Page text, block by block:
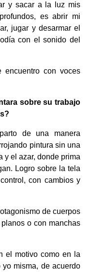
y sacar a la luz mis
es abrir mi
jugar y desarmar el
con el sonido del
con voces
sobre su trabajo
de una manera
pintura sin una
y el azar, donde prima
Logro sobre la tela
con cambios y
de cuerpos
o con manchas
el motivo como en la
misma, de acuerdo